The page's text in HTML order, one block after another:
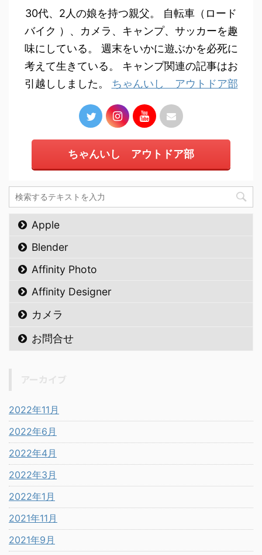
30代、2人の娘を持つ親父。 自転車（ロード
バイク ）、カメラ、キャンプ、サッカーを趣
味にしている。 週末をいかに遊ぶかを必死に
考えて生きている。 キャンプ関連の記事はお
引越ししました。 ちゃんいし アウトドア部
ちゃんいし アウトドア部
Apple
Blender
Affinity Photo
Affinity Designer
カメラ
お問合せ
2022年11月
2022年6月
2022年4月
2022年3月
2022年1月
2021年11月
2021年9月